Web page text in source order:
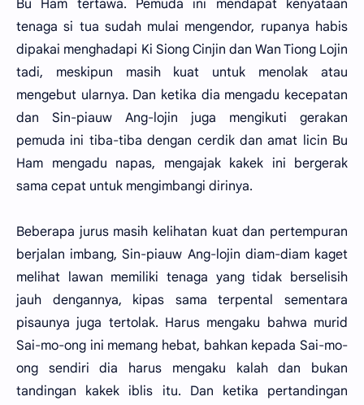
Bu Ham tertawa. Pemuda ini mendapat kenyataan
tenaga si tua sudah mulai mengendor, rupanya habis
dipakai menghadapi Ki Siong Cinjin dan Wan Tiong Lojin
tadi, meskipun masih kuat untuk menolak atau
mengebut ularnya. Dan ketika dia mengadu kecepatan
dan Sin-piauw Ang-lojin juga mengikuti gerakan
pemuda ini tiba-tiba dengan cerdik dan amat licin Bu
Ham mengadu napas, mengajak kakek ini bergerak
sama cepat untuk mengimbangi dirinya.
Beberapa jurus masih kelihatan kuat dan pertempuran
berjalan imbang, Sin-piauw Ang-lojin diam-diam kaget
melihat lawan memiliki tenaga yang tidak berselisih
jauh dengannya, kipas sama terpental sementara
pisaunya juga tertolak. Harus mengaku bahwa murid
Sai-mo-ong ini memang hebat, bahkan kepada Sai-mo-
ong sendiri dia harus mengaku kalah dan bukan
tandingan kakek iblis itu. Dan ketika pertandingan